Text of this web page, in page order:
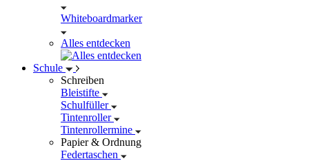
Whiteboardmarker
Alles entdecken
Schule
Schreiben
Bleistifte
Schulfüller
Tintenroller
Tintenrollermine
Papier & Ordnung
Federtaschen